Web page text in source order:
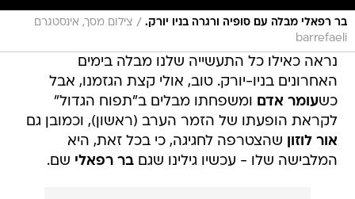
בר רפאלי מבלה עם סופיה ורגרה בניו יורק. / צילום מסך, אינסטגרם
barrefaeli
נראה כאילו כל התעשייה שלנו מבלה בימים
האחרונים בניו-יורק. טוב, אולי קצת הגזמנו, אבל
כשעומר אדם ומשפחתו מבלים ב"תפוח הגדול"
לקראת הופעתו של הזמר הערב (ראשון), וכמובן גם
אור לוזון שהצטרפה לחגיגה, כי בכל זאת, היא
המלבישה שלו - עכשיו גילינו שגםבר רפאלי שם.